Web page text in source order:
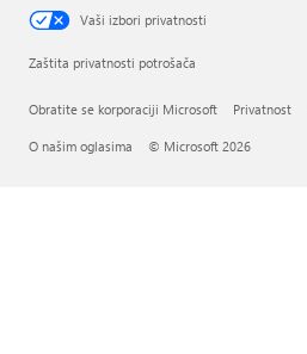
Vaši izbori privatnosti
Zaštita privatnosti potrošača
Obratite se korporaciji Microsoft Privatnost
O našim oglasima © Microsoft 2026